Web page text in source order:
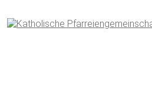
to
content